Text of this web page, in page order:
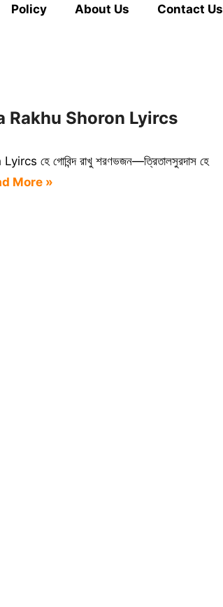
Policy About Us Contact Us
Rakhu Shoron Lyircs
হে গোবিন্দ রাখু শরণভজন—ত্রিতালসুরদাস হে
More »